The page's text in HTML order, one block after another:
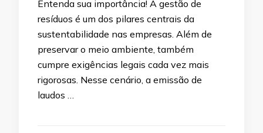
Entenda sua importância! A gestão de
resíduos é um dos pilares centrais da
sustentabilidade nas empresas. Além de
preservar o meio ambiente, também
cumpre exigências legais cada vez mais
rigorosas. Nesse cenário, a emissão de
laudos …